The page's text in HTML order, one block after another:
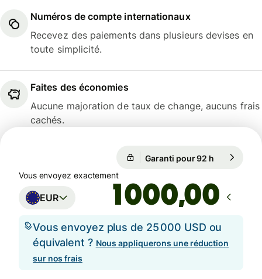
Numéros de compte internationaux
Recevez des paiements dans plusieurs devises en
toute simplicité.
Faites des économies
Aucune majoration de taux de change, aucuns frais
cachés.
Vous envoyez exactement
EUR ,00
Vous envoyez plus de 25 000 USD ou
équivalent ? Nous appliquerons une réduction
sur nos frais